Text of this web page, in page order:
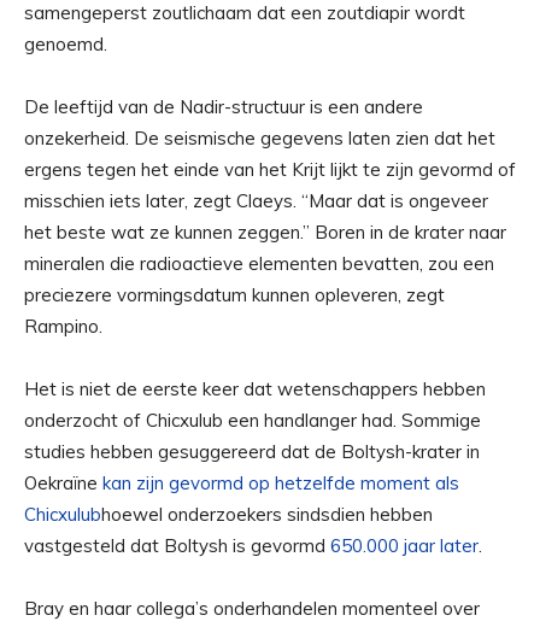
samengeperst zoutlichaam dat een zoutdiapir wordt
genoemd.
De leeftijd van de Nadir-structuur is een andere
onzekerheid. De seismische gegevens laten zien dat het
ergens tegen het einde van het Krijt lijkt te zijn gevormd of
misschien iets later, zegt Claeys. “Maar dat is ongeveer
het beste wat ze kunnen zeggen.” Boren in de krater naar
mineralen die radioactieve elementen bevatten, zou een
preciezere vormingsdatum kunnen opleveren, zegt
Rampino.
Het is niet de eerste keer dat wetenschappers hebben
onderzocht of Chicxulub een handlanger had. Sommige
studies hebben gesuggereerd dat de Boltysh-krater in
Oekraïne kan zijn gevormd op hetzelfde moment als
Chicxulubhoewel onderzoekers sindsdien hebben
vastgesteld dat Boltysh is gevormd 650.000 jaar later.
Bray en haar collega’s onderhandelen momenteel over